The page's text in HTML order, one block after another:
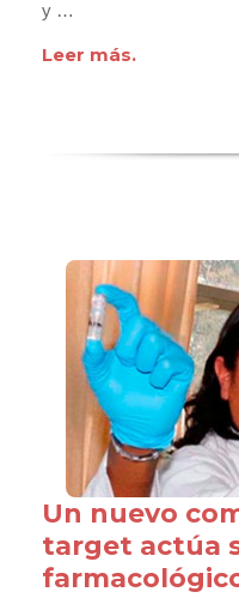
y …
Leer más.
Un nuevo
target actúa